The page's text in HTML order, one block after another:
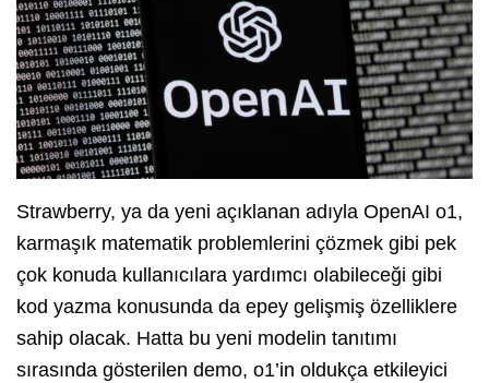
Strawberry, ya da yeni açıklanan adıyla OpenAI o1,
karmaşık matematik problemlerini çözmek gibi pek
çok konuda kullanıcılara yardımcı olabileceği gibi
kod yazma konusunda da epey gelişmiş özelliklere
sahip olacak. Hatta bu yeni modelin tanıtımı
sırasında gösterilen demo, o1’in oldukça etkileyici